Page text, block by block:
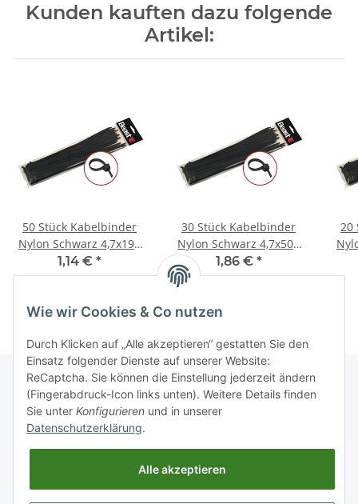
Kunden kauften dazu folgende
Artikel:
50 Stück Kabelbinder
Nylon Schwarz 4,7x190
mm
1,14 € *
30 Stück Kabelbinder
Nylon Schwarz 4,7x500
mm
1,86 € *
20
Informationen
Wie wir Cookies & Co nutzen
Durch Klicken auf „Alle akzeptieren“ gestatten Sie den
Einsatz folgender Dienste auf unserer Website:
ReCaptcha. Sie können die Einstellung jederzeit ändern
(Fingerabdruck-Icon links unten). Weitere Details finden
Sie unter Konfigurieren und in unserer
Datenschutzerklärung.
Alle akzeptieren